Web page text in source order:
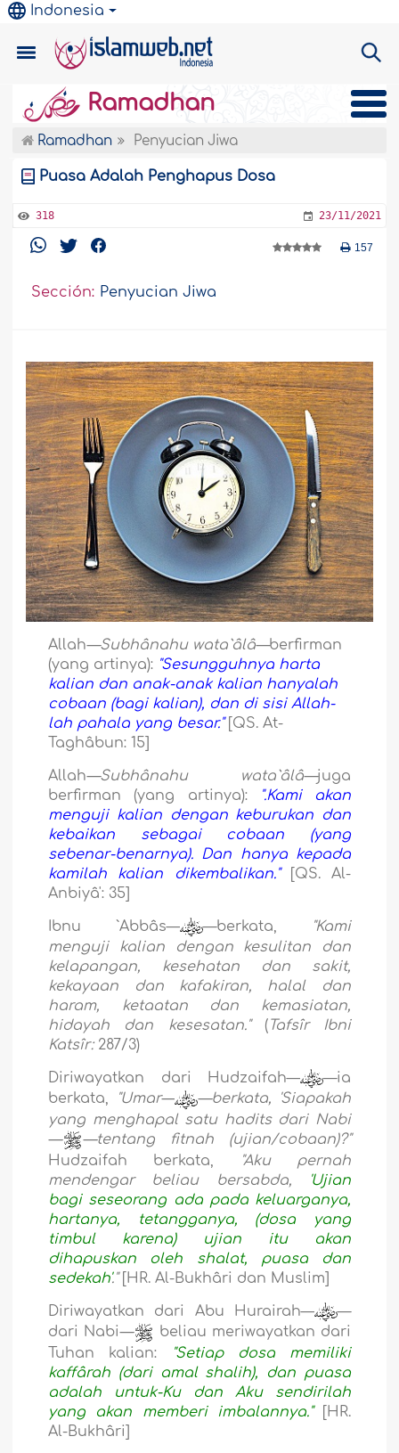
Indonesia
Ramadhan
Ramadhan Penyucian Jiwa
Puasa Adalah Penghapus Dosa
318 23/11/2021
157
Sección: Penyucian Jiwa
Allah—Subhânahu wata`âlâ—berfirman
(yang artinya): "Sesungguhnya harta
kalian dan anak-anak kalian hanyalah
cobaan (bagi kalian), dan di sisi Allah-
lah pahala yang besar."[QS. At-
Taghâbun: 15]
Allah—Subhânahu wata`âlâ—juga
berfirman (yang artinya):
".Kami akan
menguji kalian dengan keburukan dan
kebaikan sebagai cobaan (yang
sebenar-benarnya). Dan hanya kepada
kamilah kalian dikembalikan."[QS. Al-
Anbiyâ': 35]
Ibnu `Abbâs— —berkata,
"Kami
menguji kalian dengan kesulitan dan
kelapangan, kesehatan dan sakit,
kekayaan dan kafakiran, halal dan
haram, ketaatan dan kemasiatan,
hidayah dan kesesatan." (Tafsîr Ibni
Katsîr: 287/3)
Diriwayatkan dari Hudzaifah—
—ia
berkata,
"Umar—
—berkata, 'Siapakah
yang menghapal satu hadits dari Nabi
—
—tentang fitnah (ujian/cobaan)?"
Hudzaifah berkata,
"Aku pernah
mendengar beliau bersabda,
'Ujian
bagi seseorang ada pada keluarganya,
hartanya, tetangganya, (dosa yang
timbul karena) ujian itu akan
dihapuskan oleh shalat, puasa dan
sedekah'."[HR. Al-Bukhâri dan Muslim]
Diriwayatkan dari Abu Hurairah—
—
dari Nabi—
beliau meriwayatkan dari
Tuhan kalian:
"Setiap dosa memiliki
kaffârah (dari amal shalih), dan puasa
adalah untuk-Ku dan Aku sendirilah
yang akan memberi imbalannya."[HR.
Al-Bukhâri]